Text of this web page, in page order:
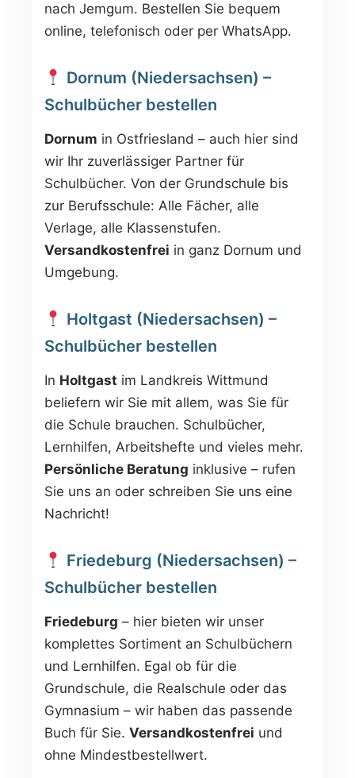
nach Jemgum. Bestellen Sie bequem
online, telefonisch oder per WhatsApp.
Dornum (Niedersachsen) –
Schulbücher bestellen
Dornum in Ostfriesland – auch hier sind
wir Ihr zuverlässiger Partner für
Schulbücher. Von der Grundschule bis
zur Berufsschule: Alle Fächer, alle
Verlage, alle Klassenstufen.
Versandkostenfrei in ganz Dornum und
Umgebung.
Holtgast (Niedersachsen) –
Schulbücher bestellen
In Holtgast im Landkreis Wittmund
beliefern wir Sie mit allem, was Sie für
die Schule brauchen. Schulbücher,
Lernhilfen, Arbeitshefte und vieles mehr.
Persönliche Beratung inklusive – rufen
Sie uns an oder schreiben Sie uns eine
Nachricht!
Friedeburg (Niedersachsen) –
Schulbücher bestellen
Friedeburg – hier bieten wir unser
komplettes Sortiment an Schulbüchern
und Lernhilfen. Egal ob für die
Grundschule, die Realschule oder das
Gymnasium – wir haben das passende
Buch für Sie. Versandkostenfrei und
ohne Mindestbestellwert.